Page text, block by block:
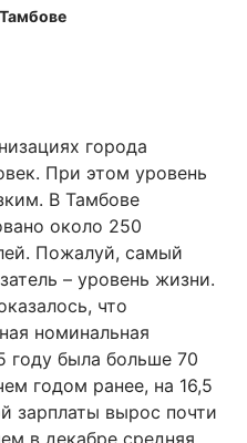
города
При этом уровень
В Тамбове
около 250
Пожалуй, самый
– уровень жизни.
что
номинальная
году была больше 70
годом ранее, на 16,5
зарплаты вырос почти
в декабре средняя